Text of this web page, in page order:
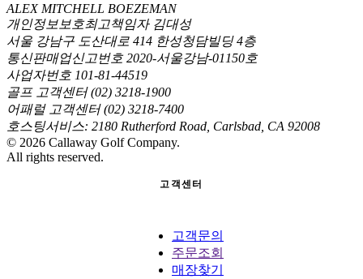
ALEX MITCHELL BOEZEMAN
개인정보보호최고책임자 김대성
서울 강남구 도산대로 414 한성청담빌딩 4층
통신판매업신고번호 2020-서울강남-01150호
사업자번호 101-81-44519
골프 고객센터 (02) 3218-1900
어패럴 고객센터 (02) 3218-7400
호스팅서비스: 2180 Rutherford Road, Carlsbad, CA 92008
© 2026 Callaway Golf Company.
All rights reserved.
고객센터
고객문의
주문조회
매장찾기